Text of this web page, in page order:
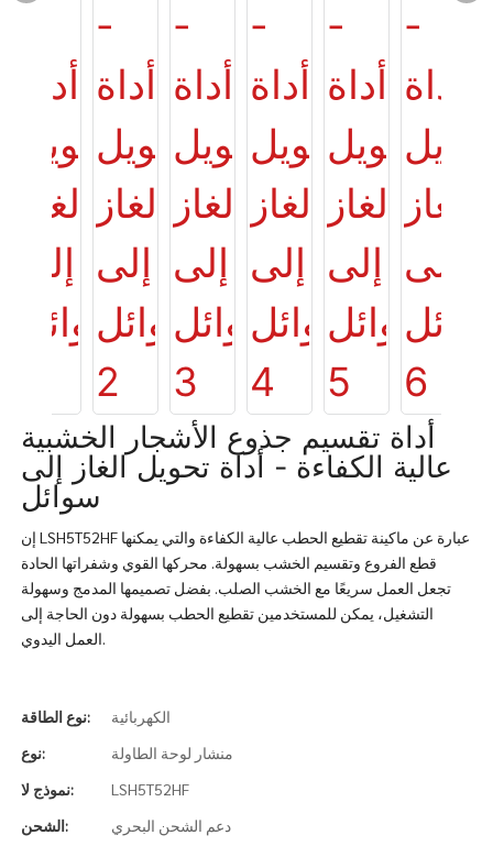
أداة تقسيم جذوع الأشجار الخشبية
عالية الكفاءة - أداة تحويل الغاز إلى
سوائل
إن LSH5T52HF عبارة عن ماكينة تقطيع الحطب عالية الكفاءة والتي يمكنها
قطع الفروع وتقسيم الخشب بسهولة. محركها القوي وشفراتها الحادة
تجعل العمل سريعًا مع الخشب الصلب. بفضل تصميمها المدمج وسهولة
التشغيل، يمكن للمستخدمين تقطيع الحطب بسهولة دون الحاجة إلى
العمل اليدوي.
نوع الطاقة:
الكهربائية
نوع:
منشار لوحة الطاولة
نموذج لا:
LSH5T52HF
الشحن:
دعم الشحن البحري